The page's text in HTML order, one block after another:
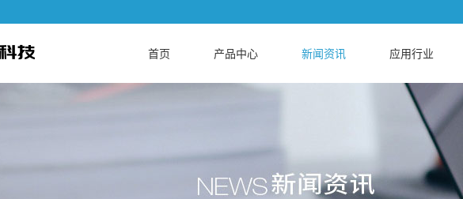
首页 产品中心 新闻资讯 应用行业